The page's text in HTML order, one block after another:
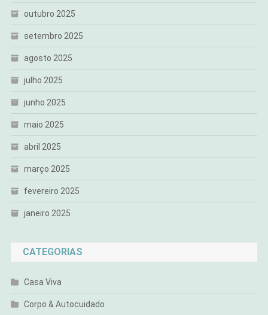
outubro 2025
setembro 2025
agosto 2025
julho 2025
junho 2025
maio 2025
abril 2025
março 2025
fevereiro 2025
janeiro 2025
CATEGORIAS
Casa Viva
Corpo & Autocuidado